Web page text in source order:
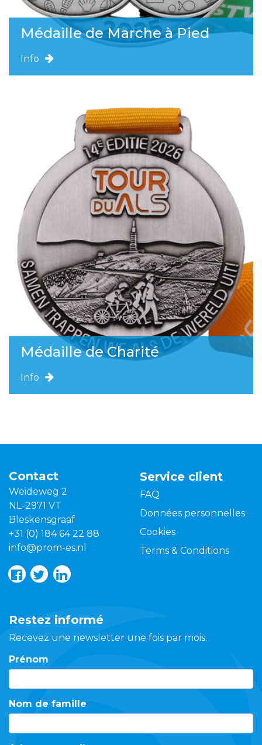
Médaille de Marche à Pied
Info
Médaille de Charité
Info
Contact
Weideweg 2
NL-2971 VT
Bleskensgraaf
+31 (0) 184 64 22 88
info@prom-es.nl
Service client
FAQ
Données personnelles
Cookies
Terms & Conditions
Restez informé
Recevez une newsletter une fois par mois.
Prénom
Nom de famille